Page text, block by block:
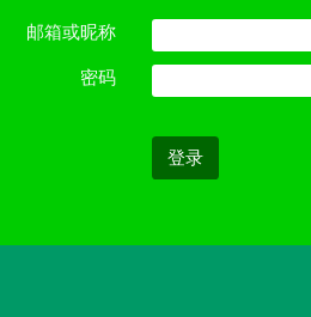
邮箱或昵称
密码
登录